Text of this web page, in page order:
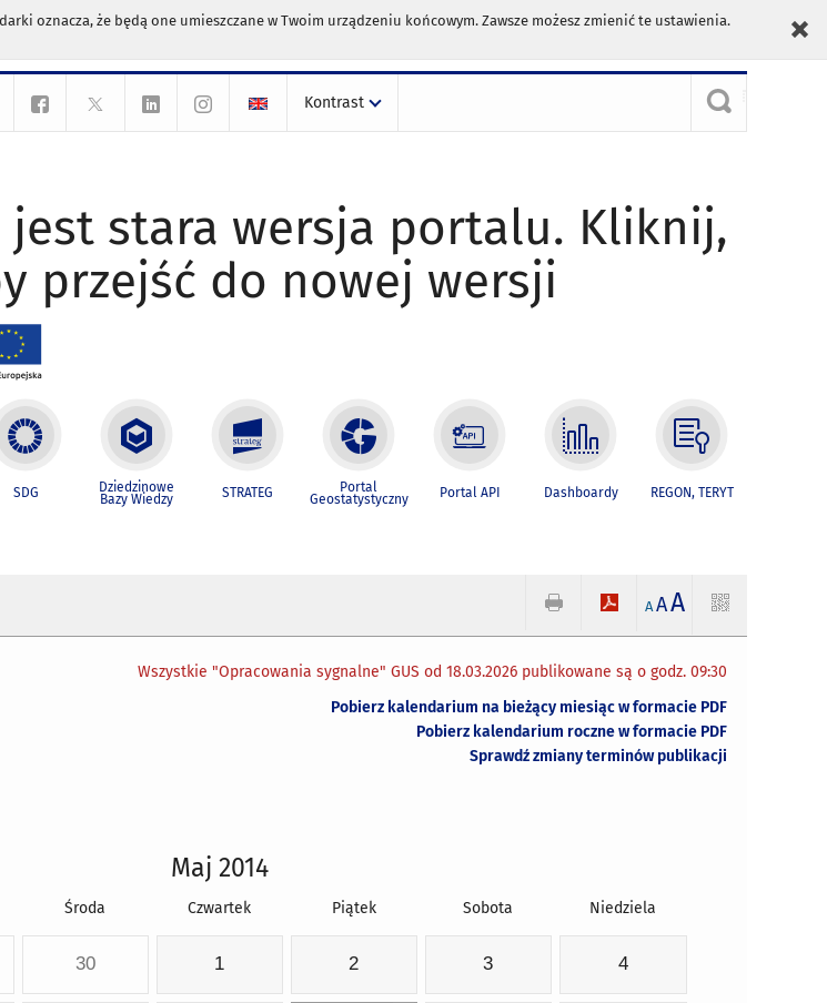
oznacza, że będą one umieszczane w Twoim urządzeniu końcowym. Zawsze możesz zmienić te ustawienia.
Kontrast
jest stara wersja portalu. Kliknij,
przejść do nowej wersji
SDG Dziedzinowe
Bazy Wiedzy STRATEG Portal
Geostatystyczny Portal API Dashboardy REGON, TERYT
A AA
Wszystkie "Opracowania sygnalne" GUS od 18.03.2026 publikowane są o godz. 09:30
Pobierz kalendarium na bieżący miesiąc w formacie PDF
Pobierz kalendarium roczne w formacie PDF
Sprawdź zmiany terminów publikacji
Maj 2014
Środa Czwartek Piątek Sobota Niedziela
30 1 2 3 4